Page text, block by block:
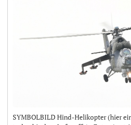
SYMBOLBILD Hind-Helikopter (hier